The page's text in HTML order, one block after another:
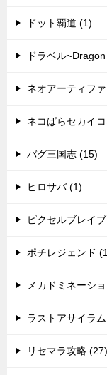
ドット覇道 (1)
ドラベル
ネオアーティフ
ネコぱらセカイ
バグ三国志 (15)
ヒロサバ (1)
ピクセルブレイ
ポチレジェンド
メカドミネーシ
ラストアサイラ
リセマラ攻略 (27)